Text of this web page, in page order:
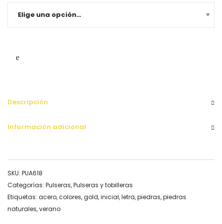
Descripción
Información adicional
SKU: PUA618
Categorías: Pulseras,Pulseras y tobilleras
Etiquetas: acero,colores,gold,inicial,letra,piedras,piedras
naturales,verano